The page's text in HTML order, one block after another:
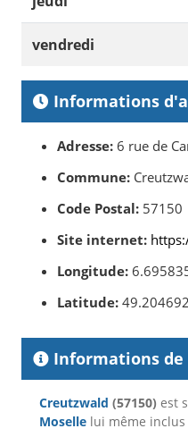
vendredi
Informations
Adresse: 6 rue de
Commune:
Code Postal: 57150
Site internet:
Longitude:
Latitude:
Informations de
Creutzwald (57150) est
Moselle lui même